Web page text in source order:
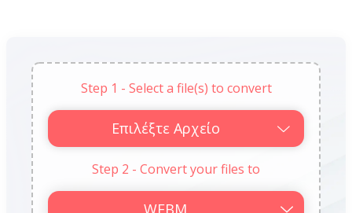
Step 1 - Select a file(s) to convert
Επιλέξτε Αρχείο
Step 2 - Convert your files to